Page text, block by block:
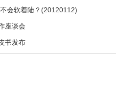
会软着陆？(20120112)
座谈会
书发布